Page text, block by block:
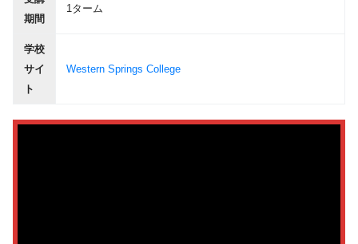
期間
1ターム
学校
サイ
ト
Western Springs College